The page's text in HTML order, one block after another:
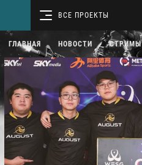
ВСЕ ПРОЕКТЫ
ГЛАВНАЯ НОВОСТИ СТРИМЫ